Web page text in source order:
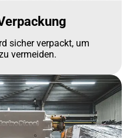
sicher verpackt, um
vermeiden.